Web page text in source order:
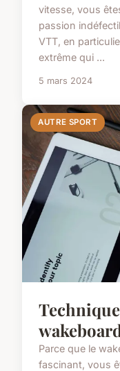
vitesse, vous
passion
VTT, en
extrême qui ...
5 mars 2024
AUTRE SPORT
Parce que le
fascinant, vous